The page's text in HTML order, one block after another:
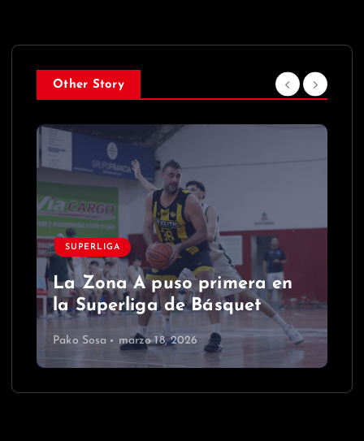
Other Story
SUPERLIGA
La Zona A puso primera en
la Superliga de Básquet
Pako Sosa marzo 18, 2026